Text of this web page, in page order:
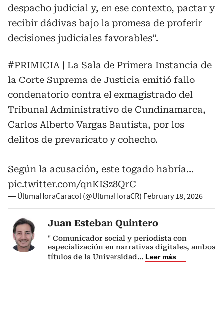
despacho judicial y, en ese contexto, pactar y
recibir dádivas bajo la promesa de proferir
decisiones judiciales favorables”.
#PRIMICIA | La Sala de Primera Instancia de
la Corte Suprema de Justicia emitió fallo
condenatorio contra el exmagistrado del
Tribunal Administrativo de Cundinamarca,
Carlos Alberto Vargas Bautista, por los
delitos de prevaricato y cohecho.
Según la acusación, este togado habría…
pic.twitter.com/qnKISz8QrC
— ÚltimaHoraCaracol (@UltimaHoraCR) February 18, 2026
Juan Esteban Quintero
" Comunicador social y periodista con
especialización en narrativas digitales, ambos
títulos de la Universidad... Leer más